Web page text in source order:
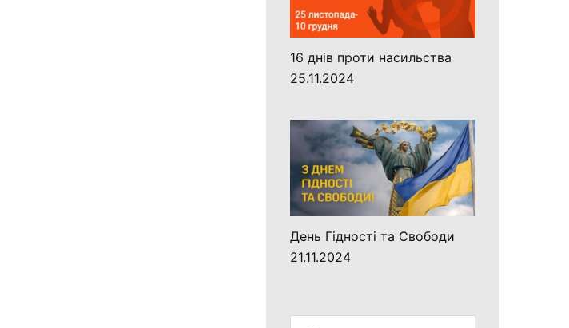
16 днів проти насильства
25.11.2024
День Гідності та Свободи
21.11.2024